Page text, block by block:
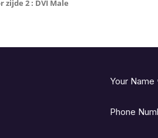
zijde 2 : DVI Male
Your Name
Phone